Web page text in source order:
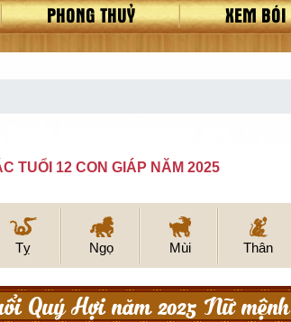
PHONG THUỶ XEM BÓI
TUỔI 12 CON GIÁP NĂM 2025
Tỵ Ngọ Mùi Thân
Quý Hợi năm 2025 Nữ mệnh